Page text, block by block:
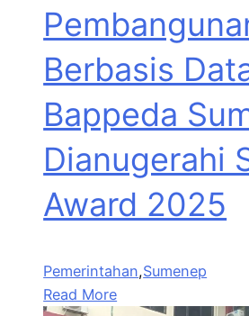
Berbasis
Bappeda
Dianugerahi
Award 2025
Pemerintahan,Sumenep
Read More